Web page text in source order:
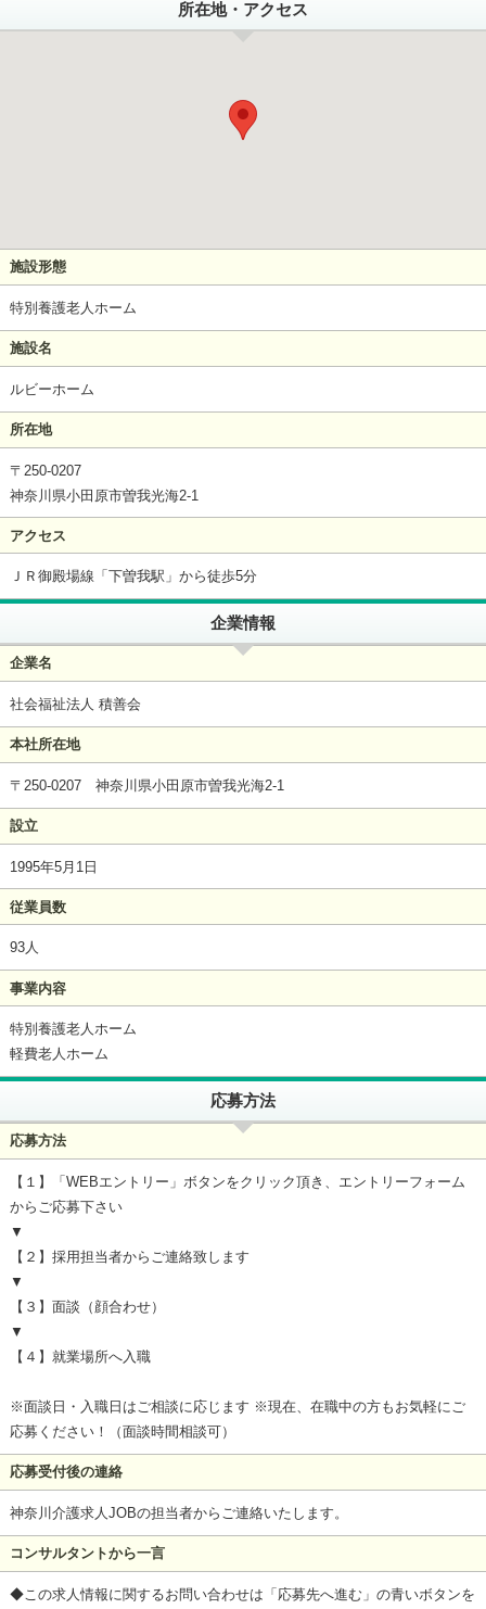
所在地・アクセス
施設形態
特別養護老人ホーム
施設名
ルビーホーム
所在地
〒250-0207
神奈川県小田原市曽我光海2-1
アクセス
ＪＲ御殿場線「下曽我駅」から徒歩5分
企業情報
企業名
社会福祉法人 積善会
本社所在地
〒250-0207 神奈川県小田原市曽我光海2-1
設立
1995年5月1日
従業員数
93人
事業内容
特別養護老人ホーム
軽費老人ホーム
応募方法
応募方法
【１】「WEBエントリー」ボタンをクリック頂き、エントリーフォーム
からご応募下さい
▼
【２】採用担当者からご連絡致します
▼
【３】面談（顔合わせ）
▼
【４】就業場所へ入職
※面談日・入職日はご相談に応じます ※現在、在職中の方もお気軽にご
応募ください！（面談時間相談可）
応募受付後の連絡
神奈川介護求人JOBの担当者からご連絡いたします。
コンサルタントから一言
◆この求人情報に関するお問い合わせは「応募先へ進む」の青いボタンを